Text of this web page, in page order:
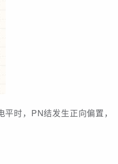
时，PN结发生正向偏置，